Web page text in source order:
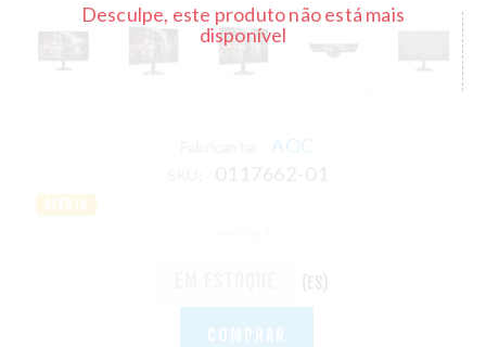
Desculpe, este produto não está mais
disponível
AOC
OFERTA
COMPRAR